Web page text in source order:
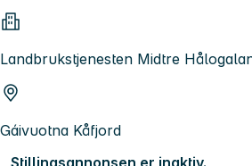
Landbrukstjenesten Midtre
Gáivuotna Kåfjord
Stillingsannonsen er inaktiv.